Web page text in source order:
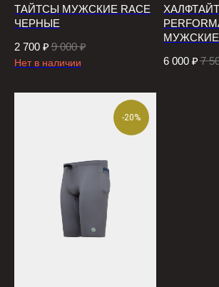
ТАЙТСЫ МУЖСКИЕ RACE
ЧЕРНЫЕ
2 700 ₽ 9 000 ₽
Нет в наличии
6 000 ₽ 7
-20%